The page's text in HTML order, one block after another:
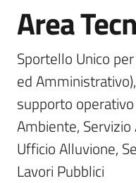
Vivere
Nonantola
Salta al contenuto
Area
Sportello Unico
ed
supporto
Ambiente,
Ufficio Alluvione,
Lavori Pubblici